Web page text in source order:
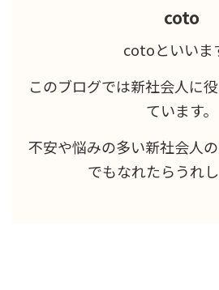
coto
cotoといいま
このブログでは新社会人に
ています。
不安や悩みの多い新社会人
でもなれたらうれし